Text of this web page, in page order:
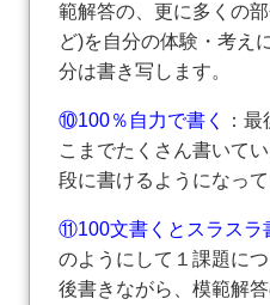
範解答の、更に多くの
ど)を自分の体験・考え
分は書き写します。
⑩100％自力で書く
：
こまでたくさん書いて
段に書けるようになって
⑪100文書くとスラスラ
のようにして１課題に
後書きながら、模範解